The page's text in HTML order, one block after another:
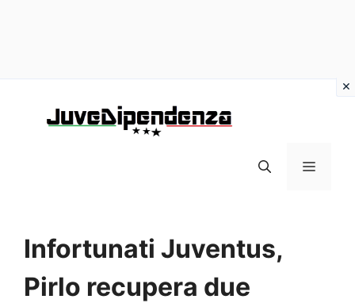
MENU
Infortunati Juventus,
Pirlo recupera due